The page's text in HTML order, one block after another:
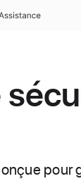
pour